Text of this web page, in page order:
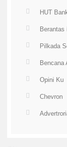
HUT
Berantas
Pilkada
Bencana
Opini Ku
Chevron